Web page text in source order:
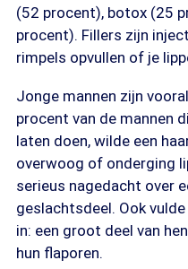
(52 procent), botox (25
procent). Fillers zijn
rimpels opvullen of je
Jonge mannen zijn
procent van de mannen
laten doen, wilde een
overwoog of onderging
serieus nagedacht over
geslachtsdeel. Ook
in: een groot deel van
hun flaporen.